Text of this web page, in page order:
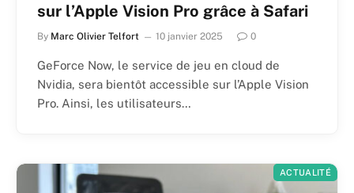
sur l’Apple Vision Pro grâce à Safari
By Marc Olivier Telfort 10 janvier 2025 0
GeForce Now, le service de jeu en cloud de
Nvidia, sera bientôt accessible sur l’Apple Vision
Pro. Ainsi, les utilisateurs…
ACTUALITÉ